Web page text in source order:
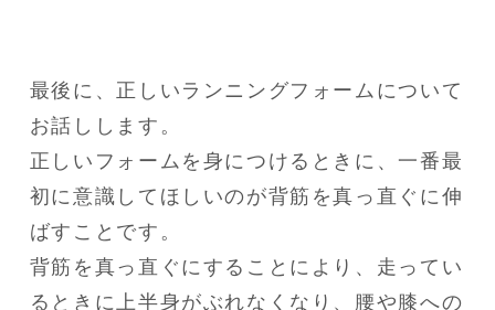
最後に、正しいランニングフォームについて
お話しします。
正しいフォームを身につけるときに、一番最
初に意識してほしいのが背筋を真っ直ぐに伸
ばすことです。
背筋を真っ直ぐにすることにより、走ってい
るときに上半身がぶれなくなり、腰や膝への